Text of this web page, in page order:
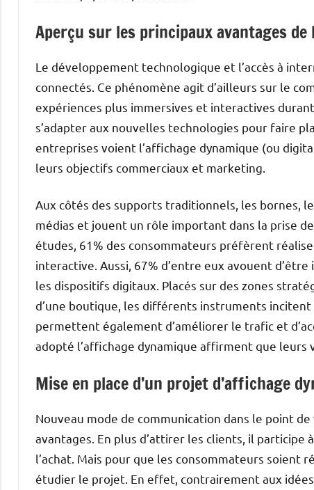
Aperçu sur les principaux avantages de
Le développement technologique et l’accès à
connectés. Ce phénomène agit d’ailleurs sur le
expériences plus immersives et interactives
s’adapter aux nouvelles technologies pour faire
entreprises voient l’affichage dynamique (ou
leurs objectifs commerciaux et marketing.
Aux côtés des supports traditionnels, les bornes,
médias et jouent un rôle important dans la prise
études, 61% des consommateurs préfèrent
interactive. Aussi, 67% d’entre eux avouent
les dispositifs digitaux. Placés sur des zones
d’une boutique, les différents instruments
permettent également d’améliorer le trafic et
adopté l’affichage dynamique affirment que leurs
Mise en place d’un projet d’affichage
Nouveau mode de communication dans le point
avantages. En plus d’attirer les clients, il
l’achat. Mais pour que les consommateurs soient
étudier le projet. En effet, contrairement aux